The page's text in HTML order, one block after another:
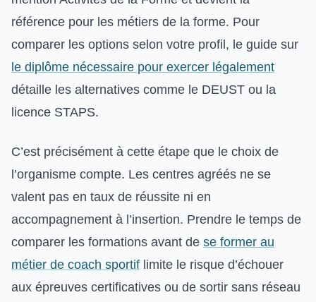
référence pour les métiers de la forme. Pour
comparer les options selon votre profil, le guide sur
le diplôme nécessaire pour exercer légalement
détaille les alternatives comme le DEUST ou la
licence STAPS.
C’est précisément à cette étape que le choix de
l’organisme compte. Les centres agréés ne se
valent pas en taux de réussite ni en
accompagnement à l’insertion. Prendre le temps de
comparer les formations avant de se former au
métier de coach sportif limite le risque d’échouer
aux épreuves certificatives ou de sortir sans réseau